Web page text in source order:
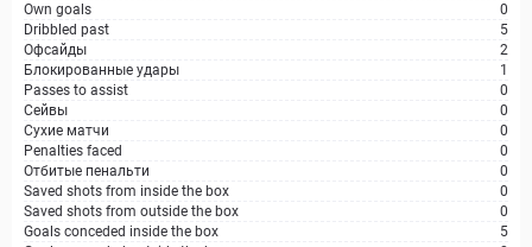
Own goals
0
Dribbled past
5
Офсайды
2
Блокированные удары
1
Passes to assist
0
Сейвы
0
Сухие матчи
0
Penalties faced
0
Отбитые пенальти
0
Saved shots from inside the box
0
Saved shots from outside the box
0
Goals conceded inside the box
5